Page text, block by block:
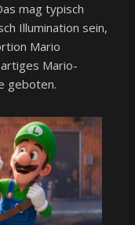
mag typisch
Illumination sein,
Mario
Mario-
geboten.